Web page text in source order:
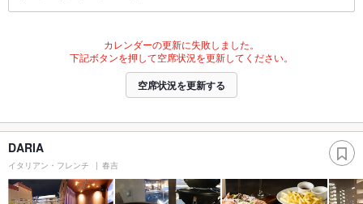
カレンダーの更新に失敗しました。
下記ボタンを押して空席状況を更新してください。
空席状況を更新する
DARIA
イタリアン・フレンチ 春吉